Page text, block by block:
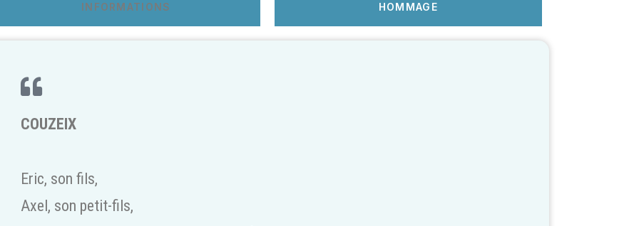
INFORMATIONS HOMMAGE
COUZEIX
Eric, son fils,
Axel, son petit-fils,